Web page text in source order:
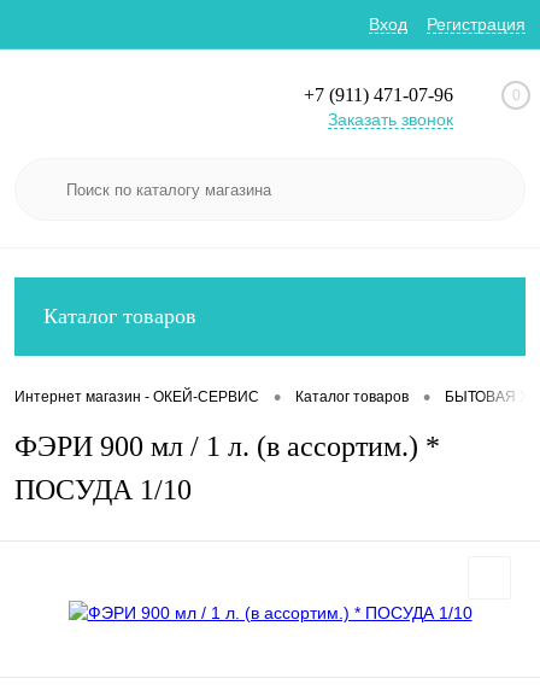
Вход Регистрация
+7 (911) 471-07-96
Заказать звонок
0
Каталог товаров
Интернет магазин - ОКЕЙ-СЕРВИС • Каталог товаров • БЫТОВАЯ
ФЭРИ 900 мл / 1 л. (в ассортим.) *
ПОСУДА 1/10